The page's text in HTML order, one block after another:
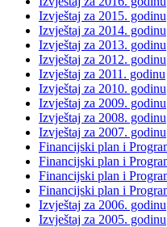
Izvještaj za 2015. godinu
Izvještaj za 2014. godinu
Izvještaj za 2013. godinu
Izvještaj za 2012. godinu
Izvještaj za 2011. godinu
Izvještaj za 2010. godinu
Izvještaj za 2009. godinu
Izvještaj za 2008. godinu
Izvještaj za 2007. godinu
Financijski plan i
Financijski plan i
Financijski plan i
Financijski plan i
Izvještaj za 2006. godinu
Izvještaj za 2005. godinu